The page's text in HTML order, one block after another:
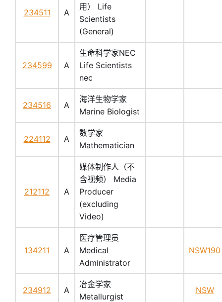
234511 A
用） Life
Scientists
(General)
234599 A
生命科学家NEC
Life Scientists
nec
234516 A
海洋生物学家
Marine Biologist
224112 A
数学家
Mathematician
212112 A
媒体制作人（不
含视频） Media
Producer
(excluding
Video)
134211 A
医疗管理员
Medical
Administrator
NSW190
234912 A
冶金学家
Metallurgist
NSW